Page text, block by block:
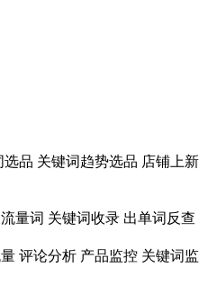
选品 关键词趋势选品 店铺上新
量词 关键词收录 出单词反查
评论分析 产品监控 关键词监